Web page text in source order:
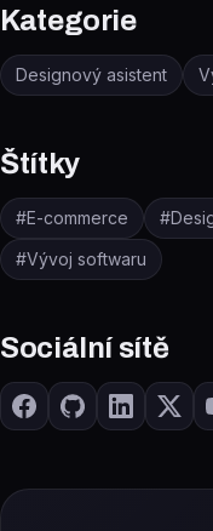
Kategorie
Designový asistent
Štítky
#E-commerce #
#Vývoj softwaru
Sociální sítě